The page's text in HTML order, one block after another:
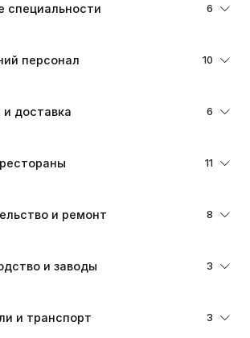
специальности 6
персонал 10
доставка 6
11
и ремонт 8
и заводы 3
и транспорт 3